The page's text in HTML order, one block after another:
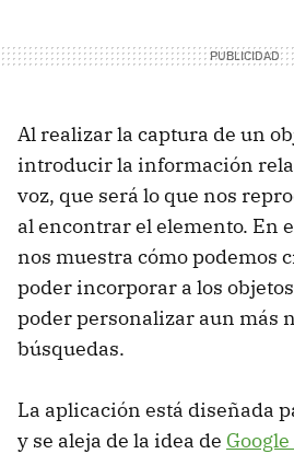
Al realizar la captura de un
introducir la información
voz, que será lo que nos
al encontrar el elemento. En
nos muestra cómo podemos
poder incorporar a los
poder personalizar aun más
búsquedas.
La aplicación está diseñada
y se aleja de la idea de